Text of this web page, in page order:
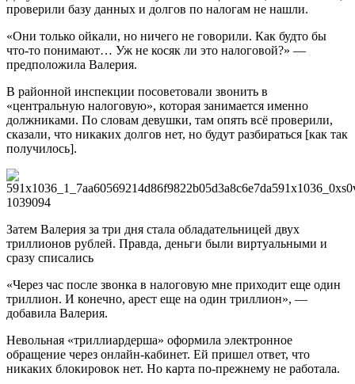
проверили базу данных и долгов по налогам не нашли.
«Они только ойкали, но ничего не говорили. Как будто бы
что-то понимают… Уж не косяк ли это налоговой?» —
предположила Валерия.
В районной инспекции посоветовали звонить в
«центральную налоговую», которая занимается именно
должниками. По словам девушки, там опять всё проверили,
сказали, что никаких долгов нет, но будут разбираться [как так
получилось].
Затем Валерия за три дня стала обладательницей двух
триллионов рублей. Правда, деньги были виртуальными и
сразу списались
«Через час после звонка в налоговую мне приходит еще один
триллион. И конечно, арест еще на один триллион», —
добавила Валерия.
Невольная «триллиардерша» оформила электронное
обращение через онлайн-кабинет. Ей пришел ответ, что
никаких блокировок нет. Но карта по-прежнему не работала.